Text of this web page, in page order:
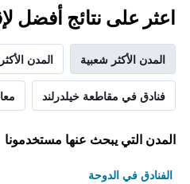
اعثر على نتائج أفضل
المدن الأكثر شعبية المدن
فنادق في مقاطعة خيلدرلند
المدن التي يبحث عنها مستخدمونا
الفنادق في الدوحة